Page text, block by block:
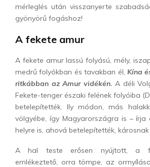
mérleglés után visszanyerte
gyönyörű fogáshoz!
A fekete amur
A fekete amur lassú folyású, mély,
medrű folyókban és tavakban él, Kína
ritkábban az Amur vidékén. A déli
Fekete-tenger északi felének folyóiba
betelepítették. Ily módon, más
völgyébe, így Magyarországra is – írja
helyre is, ahová betelepítették,
A hal teste erősen nyújtott, a
emlékeztető, orra tömpe, az